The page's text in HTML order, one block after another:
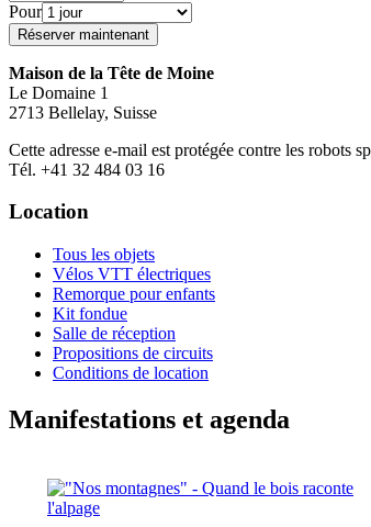
Pour
Maison de la Tête de Moine
Le Domaine 1
2713 Bellelay, Suisse
Cette adresse e-mail est protégée contre les robots
Tél. +41 32 484 03 16
Location
Tous les objets
Vélos VTT électriques
Remorque pour enfants
Kit fondue
Salle de réception
Propositions de circuits
Conditions de location
Manifestations et agenda